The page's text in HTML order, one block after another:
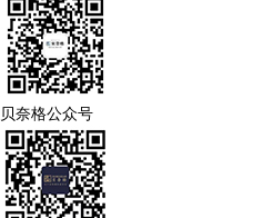
贝奈格公众号